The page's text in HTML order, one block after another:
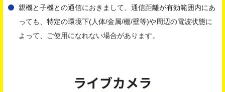
親機と子機との通信におきまして、通信距離が有効範囲内にあ
っても、特定の環境下(人体/金属/棚/壁等)や周辺の電波状態に
よって、ご使用になれない場合があります。
ライブカメラ